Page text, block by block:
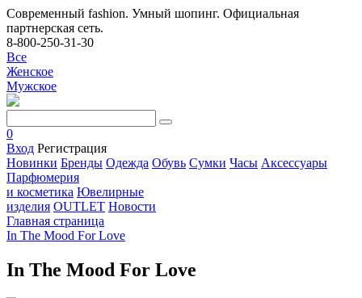
Современный fashion. Умный шопинг. Официальная
партнерская сеть.
8-800-250-31-30
Все
Женское
Мужское
0
Вход Регистрация
Новинки Бренды Одежда Обувь Сумки Часы Аксессуары
Парфюмерия
и косметика Ювелирные
изделия OUTLET Новости
Главная страница
In The Mood For Love
In The Mood For Love